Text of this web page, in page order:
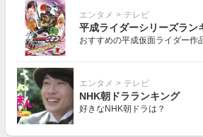
エンタメ > テレビ
平成ライダーシリーズラン
おすすめの平成仮面ライダー作
エンタメ > テレビ
NHK朝ドラランキング
好きなNHK朝ドラは？